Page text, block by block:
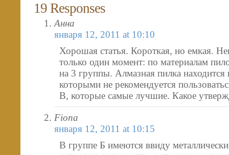
19 Responses
Анна
января 12, 2011 at 10:10
Хорошая статья. Короткая, но емкая.
только один момент: по материалам
на 3 группы. Алмазная пилка находится
которыми не рекомендуется
В, которые самые лучшие. Какое
Fiona
января 12, 2011 at 10:15
В группе Б имеются ввиду